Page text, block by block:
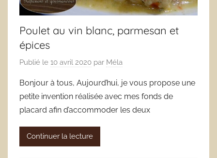
Poulet au vin blanc, parmesan et
épices
Publié le 10 avril 2020 par Méla
Bonjour à tous, Aujourd’hui, je vous propose une
petite invention réalisée avec mes fonds de
placard afin d’accommoder les deux
Continuer la lecture